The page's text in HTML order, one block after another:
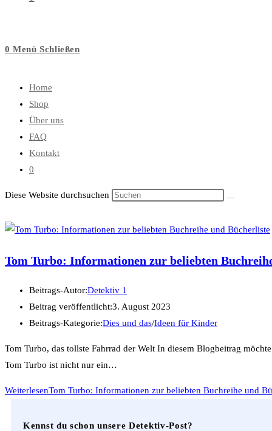
0 Menü Schließen
Home
Shop
Über uns
FAQ
Kontakt
0
Diese Website durchsuchen
Tom Turbo: Informationen zur beliebten
Beitrags-Autor:Detektiv 1
Beitrag veröffentlicht:3. August 2023
Beitrags-Kategorie:Dies und das/Ideen für Kinder
Tom Turbo, das tollste Fahrrad der Welt In diesem Blogbeitrag
Tom Turbo ist nicht nur ein…
WeiterlesenTom Turbo: Informationen zur beliebten Buchreihe und
Kennst du schon unsere Detektiv-Post?